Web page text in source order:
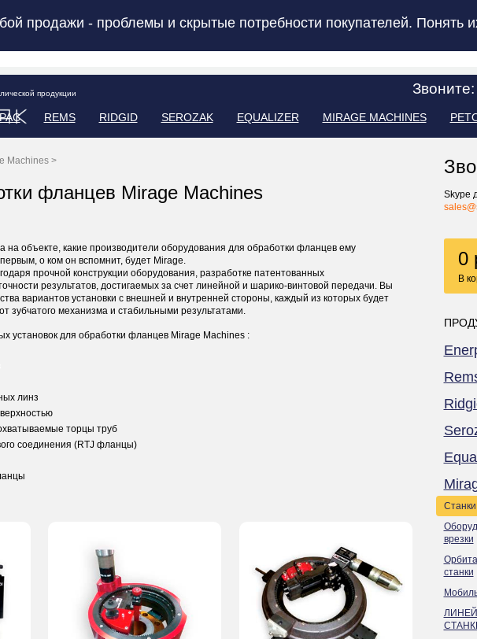
продажи - проблемы и скрытые потребности покупателей. Понять
продукции Звоните:
REMS RIDGID SEROZAK EQUALIZER MIRAGE MACHINES
Skype
0
В
врезки
станки
Machines>
фланцев Mirage Machines
на объекте, какие производители оборудования для обработки фланцев ему
о ком он вспомнит, будет Mirage.
прочной конструкции оборудования, разработке патентованных
результатов, достигаемых за счет линейной и шарико-винтовой передачи. Вы
вариантов установки с внешней и внутренней стороны, каждый из которых будет
зубчатого механизма и стабильными результатами.
установок для обработки фланцев Mirage Machines :
линз
торцы труб
соединения (RTJ фланцы)